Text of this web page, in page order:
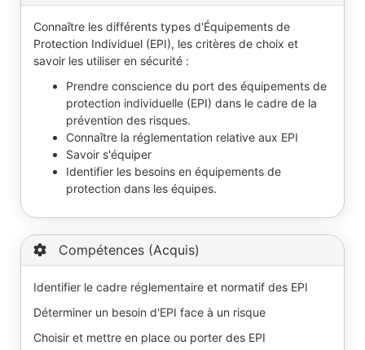
Connaître les différents types d'Équipements de
Protection Individuel (EPI), les critères de choix et
savoir les utiliser en sécurité :
Prendre conscience du port des équipements de
protection individuelle (EPI) dans le cadre de la
prévention des risques.
Connaître la réglementation relative aux EPI
Savoir s'équiper
Identifier les besoins en équipements de
protection dans les équipes.
Compétences (Acquis)
Identifier le cadre réglementaire et normatif des EPI
Déterminer un besoin d'EPI face à un risque
Choisir et mettre en place ou porter des EPI